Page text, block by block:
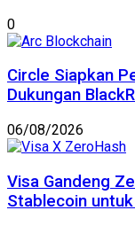
0
Circle Siapkan
Dukungan
06/08/2026
Visa Gandeng
Stablecoin